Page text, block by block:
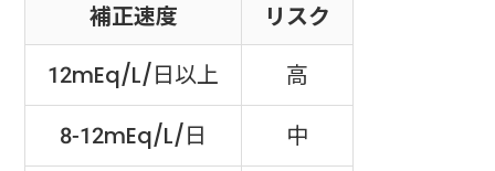
補正速度
リスク
12mEq/L/日以上
高
8-12mEq/L/日
中